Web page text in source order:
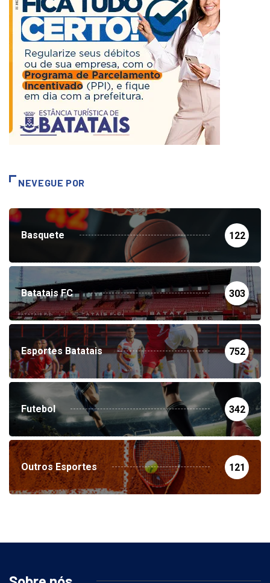
NEVEGUE POR
Basquete 122
Batatais FC 303
Esportes Batatais 752
Futebol 342
Outros Esportes 121